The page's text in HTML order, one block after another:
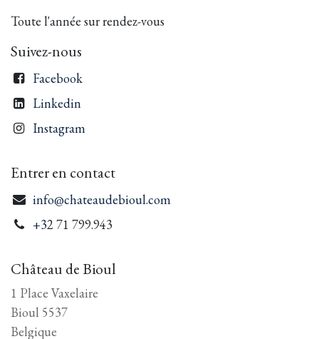
Toute l'année sur rendez-vous
Suivez-nous
Facebook
Linkedin
Instagram
Entrer en contact
info@chateaudebioul.com
+32 71 799.943
Château de Bioul
1 Place Vaxelaire
Bioul 5537
Belgique